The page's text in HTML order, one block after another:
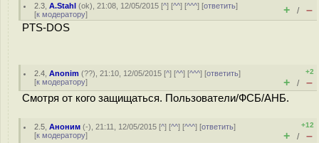
2.3 ,A.Stahl (ok), 21:08, 12/05/2015 [^] [^^] [^^^] [ответить]
[к модератору] + / –
PTS-DOS
2.4 ,Anonim (??), 21:10, 12/05/2015 [^] [^^] [^^^] [ответить]
[к модератору]
+2
+ / –
Смотря от кого защищаться. Пользователи/ФСБ/АНБ.
2.5 ,Аноним (-), 21:11, 12/05/2015 [^] [^^] [^^^] [ответить]
[к модератору]
+12
+ / –